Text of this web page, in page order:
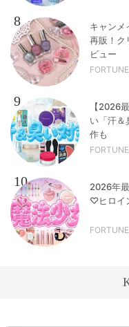
8
キャンメ
再販！ク
ビュー
9
【2026
い「汗＆
作も
10
2026年
♡ヒロイ